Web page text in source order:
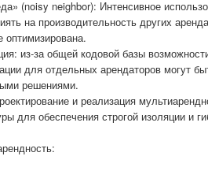
(noisy neighbor): Интенсивное
на производительность других
оптимизирована.
из-за общей кодовой базы
для отдельных арендаторов могут
решениями.
и реализация
для обеспечения строгой изоляции и